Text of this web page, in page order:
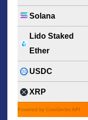
Solana
Lido Staked
Ether
USDC
XRP
Powered by CoinGecko API